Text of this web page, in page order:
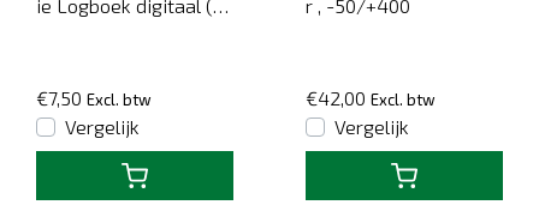
ie Logboek digitaal (vo
€7,50 Excl. btw
Vergelijk
r , -50/+400
€42,00 Excl. btw
Vergelijk